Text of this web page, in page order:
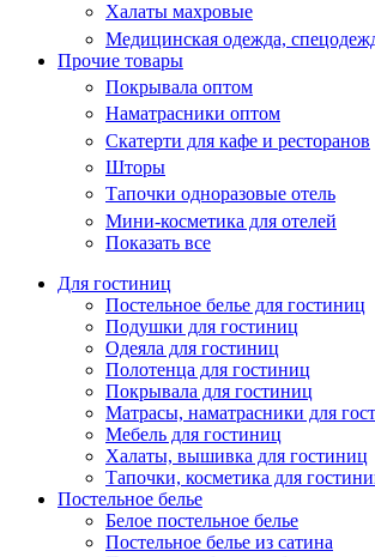
Халаты махровые
Медицинская одежда,
Прочие товары
Покрывала оптом
Наматрасники оптом
Скатерти для кафе и ресторанов
Шторы
Тапочки одноразовые отель
Мини-косметика для отелей
Показать все
Для гостиниц
Постельное белье для гостиниц
Подушки для гостиниц
Одеяла для гостиниц
Полотенца для гостиниц
Покрывала для гостиниц
Матрасы, наматрасники для
Мебель для гостиниц
Халаты, вышивка для гостиниц
Тапочки, косметика для
Постельное белье
Белое постельное белье
Постельное белье из сатина